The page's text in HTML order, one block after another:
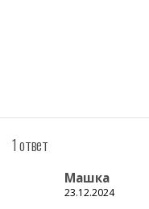
1 ответ
Машка
23.12.2024